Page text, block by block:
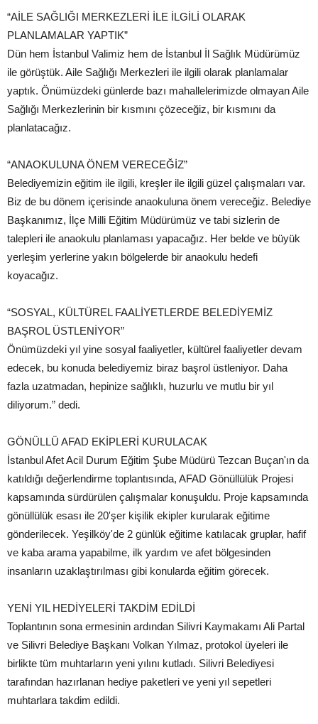
“AİLE SAĞLIĞI MERKEZLERİ İLE İLGİLİ OLARAK
PLANLAMALAR YAPTIK”
Dün hem İstanbul Valimiz hem de İstanbul İl Sağlık Müdürümüz
ile görüştük. Aile Sağlığı Merkezleri ile ilgili olarak planlamalar
yaptık. Önümüzdeki günlerde bazı mahallelerimizde olmayan Aile
Sağlığı Merkezlerinin bir kısmını çözeceğiz, bir kısmını da
planlatacağız.
“ANAOKULUNA ÖNEM VERECEĞİZ”
Belediyemizin eğitim ile ilgili, kreşler ile ilgili güzel çalışmaları var.
Biz de bu dönem içerisinde anaokuluna önem vereceğiz. Belediye
Başkanımız, İlçe Milli Eğitim Müdürümüz ve tabi sizlerin de
talepleri ile anaokulu planlaması yapacağız. Her belde ve büyük
yerleşim yerlerine yakın bölgelerde bir anaokulu hedefi
koyacağız.
“SOSYAL, KÜLTÜREL FAALİYETLERDE BELEDİYEMİZ
BAŞROL ÜSTLENİYOR”
Önümüzdeki yıl yine sosyal faaliyetler, kültürel faaliyetler devam
edecek, bu konuda belediyemiz biraz başrol üstleniyor. Daha
fazla uzatmadan, hepinize sağlıklı, huzurlu ve mutlu bir yıl
diliyorum.” dedi.
GÖNÜLLÜ AFAD EKİPLERİ KURULACAK
İstanbul Afet Acil Durum Eğitim Şube Müdürü Tezcan Buçan'ın da
katıldığı değerlendirme toplantısında, AFAD Gönüllülük Projesi
kapsamında sürdürülen çalışmalar konuşuldu. Proje kapsamında
gönüllülük esası ile 20'şer kişilik ekipler kurularak eğitime
gönderilecek. Yeşilköy'de 2 günlük eğitime katılacak gruplar, hafif
ve kaba arama yapabilme, ilk yardım ve afet bölgesinden
insanların uzaklaştırılması gibi konularda eğitim görecek.
YENİ YIL HEDİYELERİ TAKDİM EDİLDİ
Toplantının sona ermesinin ardından Silivri Kaymakamı Ali Partal
ve Silivri Belediye Başkanı Volkan Yılmaz, protokol üyeleri ile
birlikte tüm muhtarların yeni yılını kutladı. Silivri Belediyesi
tarafından hazırlanan hediye paketleri ve yeni yıl sepetleri
muhtarlara takdim edildi.